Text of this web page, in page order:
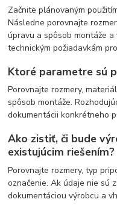
Začnite plánovaným
Následne porovnajte
úpravu a spôsob montáže
technickým požiadavkám
Ktoré parametre sú
Porovnajte rozmery,
spôsob montáže.
dokumentácii konkrétneho
Ako zistiť, či bude
existujúcim riešením?
Porovnajte rozmery, typ
označenie. Ak údaje nie sú
dokumentáciou výrobcu a